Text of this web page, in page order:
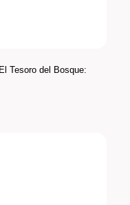
Tesoro del Bosque: